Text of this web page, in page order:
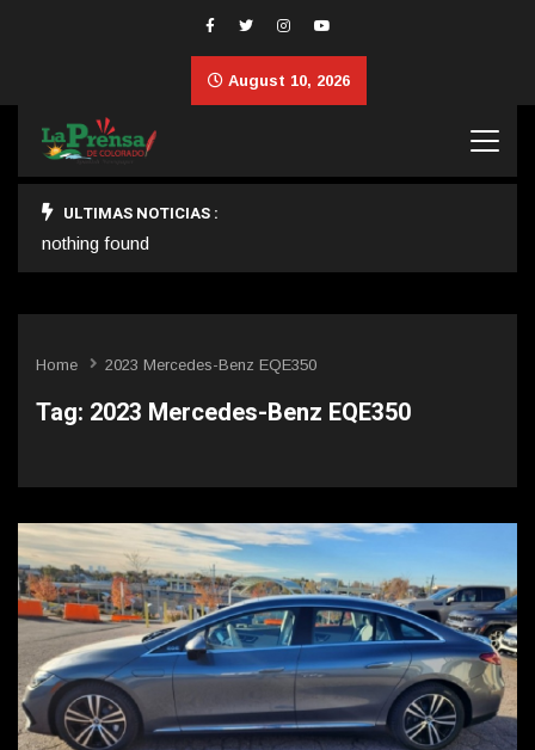
August 10, 2026
ULTIMAS NOTICIAS :
nothing found
Home 2023 Mercedes-Benz EQE350
Tag: 2023 Mercedes-Benz EQE350